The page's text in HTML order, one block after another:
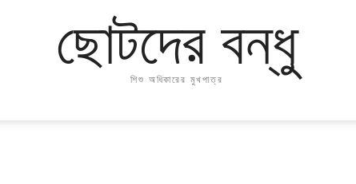
ছোটদের বন্ধু
শিশু অধিকারের মুখপাত্র